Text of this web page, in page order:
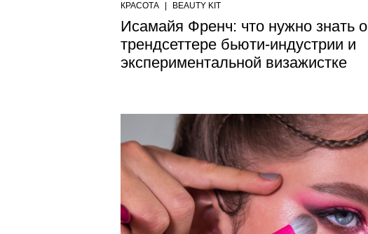
КРАСОТА BEAUTY KIT
Исамайя Френч: что нужно знать о
трендсеттере бьюти-индустрии и
экспериментальной визажистке